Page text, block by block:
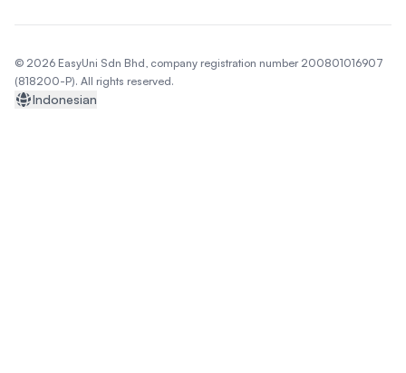
© 2026 EasyUni Sdn Bhd, company registration number 200801016907
(818200-P). All rights reserved.
Indonesian